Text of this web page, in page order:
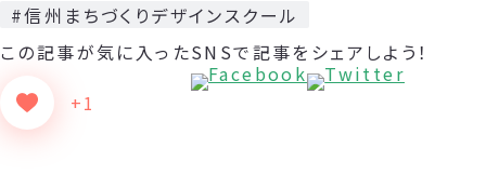
#信州まちづくりデザインスクール
この記事が気に入った
+1
SNSで記事をシェアしよう！